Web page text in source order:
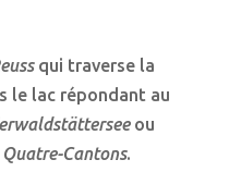
qui traverse la
le lac répondant au
ou
Quatre-Cantons.